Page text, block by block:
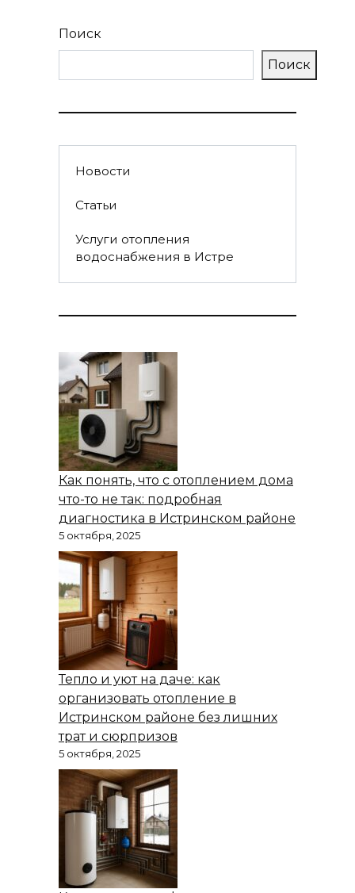
Поиск
Поиск
Новости
Статьи
Услуги отопления
водоснабжения в Истре
Как понять, что с отоплением дома
что-то не так: подробная
диагностика в Истринском районе
5 октября, 2025
Тепло и уют на даче: как
организовать отопление в
Истринском районе без лишних
трат и сюрпризов
5 октября, 2025